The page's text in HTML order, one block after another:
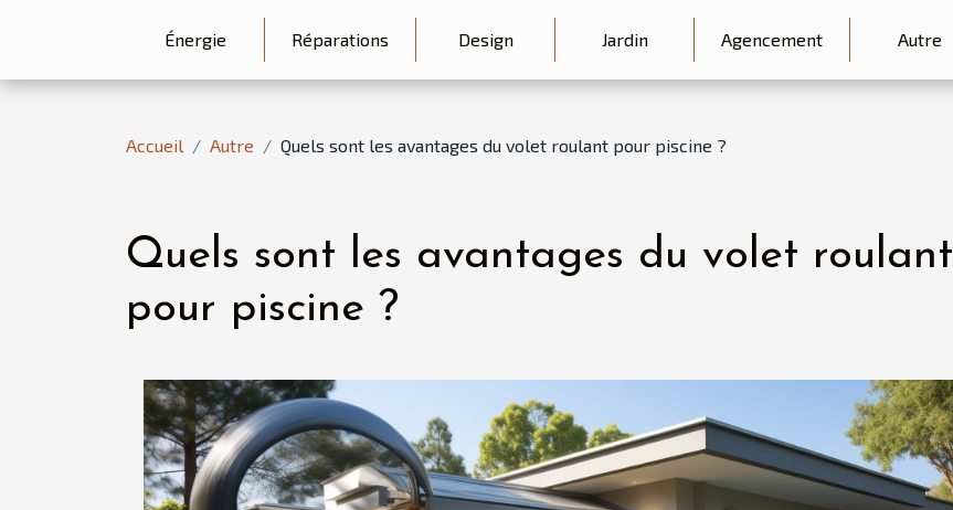
Énergie Réparations Design Jardin Agencement Autre
Accueil Autre Quels sont les avantages du volet roulant pour piscine ?
Quels sont les avantages du volet roulant
pour piscine ?